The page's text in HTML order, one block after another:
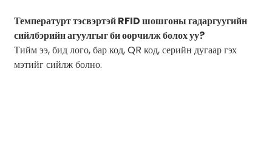
Температурт тэсвэртэй RFID шошгоны гадаргуугийн
сийлбэрийн агуулгыг би өөрчилж болох уу?
Тийм ээ, бид лого, бар код, QR код, серийн дугаар гэх
мэтийг сийлж болно.